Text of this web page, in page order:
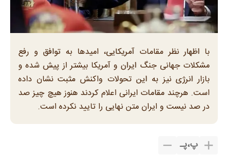
با اظهار نظر مقامات آمریکایی، امیدها به توافق و رفع
مشکلات جهانی جنگ ایران و آمریکا بیشتر از پیش شده و
بازار انرژی نیز به این تحولات واکنش مثبت نشان داده
است. هرچند مقامات ایرانی اعلام کردند هنوز هیچ چیز صد
در صد نیست و ایران متن نهایی را تایید نکرده است.
پ،پـ